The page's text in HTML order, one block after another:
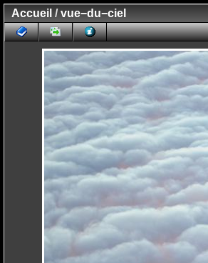
Accueil /vue−du−ciel